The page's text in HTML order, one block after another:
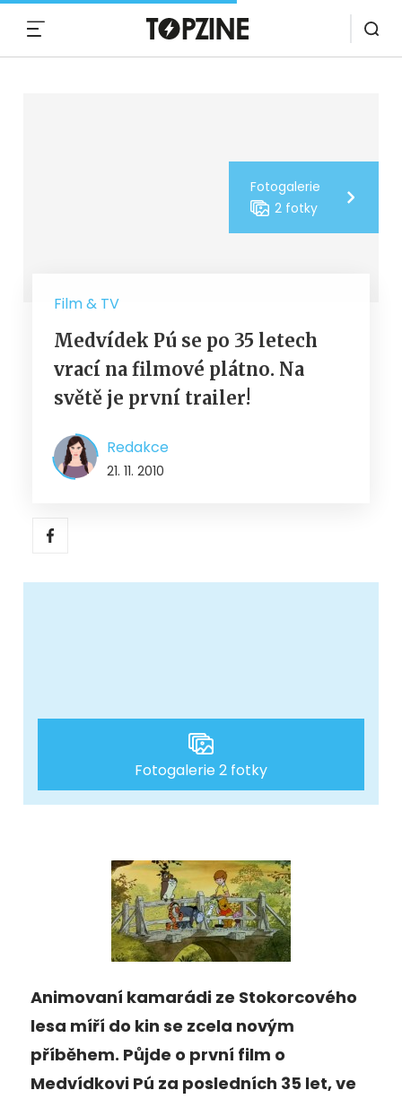
Fotogalerie
2 fotky
Film & TV
Medvídek Pú se po 35 letech
vrací na filmové plátno. Na
světě je první trailer!
Redakce
21. 11. 2010
Fotogalerie 2 fotky
Animovaní kamarádi ze Stokorcového
lesa míří do kin se zcela novým
příběhem. Půjde o první film o
Medvídkovi Pú za posledních 35 let, ve